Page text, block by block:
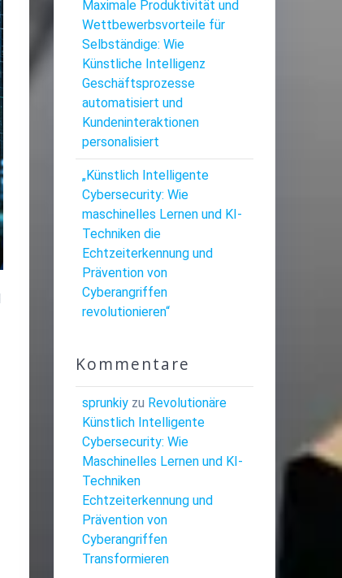
Maximale Produktivität und
Wettbewerbsvorteile für
Selbständige: Wie
Künstliche Intelligenz
Geschäftsprozesse
automatisiert und
Kundeninteraktionen
personalisiert
„Künstlich Intelligente
Cybersecurity: Wie
maschinelles Lernen und KI-
Techniken die
Echtzeiterkennung und
Prävention von
Cyberangriffen
revolutionieren“
Kommentare
sprunkiyzu Revolutionäre
Künstlich Intelligente
Cybersecurity: Wie
Maschinelles Lernen und KI-
Techniken
Echtzeiterkennung und
Prävention von
Cyberangriffen
Transformieren